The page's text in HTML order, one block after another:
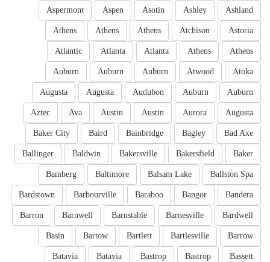
Ashland
Ashley
Asotin
Aspen
Aspermont
Astoria
Atchison
Athens
Athens
Athens
Athens
Athens
Atlanta
Atlanta
Atlantic
Atoka
Atwood
Auburn
Auburn
Auburn
Auburn
Auburn
Audubon
Augusta
Augusta
Augusta
Aurora
Austin
Austin
Ava
Aztec
Bad Axe
Bagley
Bainbridge
Baird
Baker City
Baker
Bakersfield
Bakersville
Baldwin
Ballinger
Ballston Spa
Balsam Lake
Baltimore
Bamberg
Bandera
Bangor
Baraboo
Barbourville
Bardstown
Bardwell
Barnesville
Barnstable
Barnwell
Barron
Barrow
Bartlesville
Bartlett
Bartow
Basin
Bassett
Bastrop
Bastrop
Batavia
Batavia